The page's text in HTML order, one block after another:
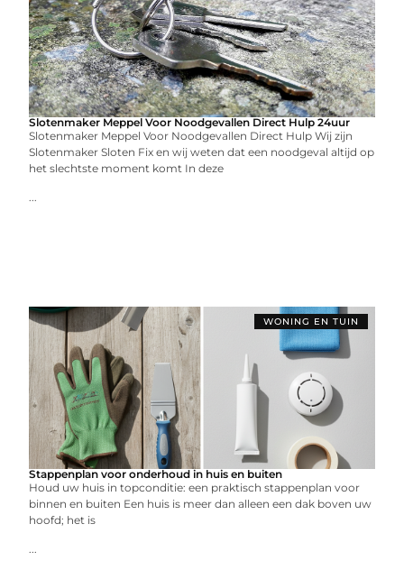
Slotenmaker Meppel Voor Noodgevallen Direct Hulp 24uur
Slotenmaker Meppel Voor Noodgevallen Direct Hulp Wij zijn
Slotenmaker Sloten Fix en wij weten dat een noodgeval altijd op
het slechtste moment komt In deze
...
WONING EN TUIN
Stappenplan voor onderhoud in huis en buiten
Houd uw huis in topconditie: een praktisch stappenplan voor
binnen en buiten Een huis is meer dan alleen een dak boven uw
hoofd; het is
...